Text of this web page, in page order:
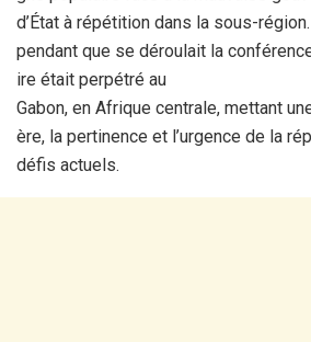
d’État à répétition dans la sous-
pendant que se déroulait la
ire était perpétré au
Gabon, en Afrique centrale, mettant
ère, la pertinence et l’urgence de la
défis actuels.